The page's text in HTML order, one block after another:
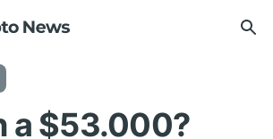
a $53.000?